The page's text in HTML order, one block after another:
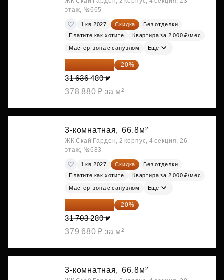
этаж, №665
1 кв 2027 Скидка
Без отделки
Платите как хотите
Квартира за 2 000 ₽/мес
Мастер-зона с санузлом Ещё
25 309 184 ₽ -20%
31 636 480 ₽
378 880 ₽ за м²
3-комнатная, 66.8м²
ЖК Скай Гарден, 2 корпус, 4 секция, 26
этаж, №683
1 кв 2027 Скидка
Без отделки
Платите как хотите
Квартира за 2 000 ₽/мес
Мастер-зона с санузлом Ещё
25 362 624 ₽ -20%
31 703 280 ₽
379 680 ₽ за м²
3-комнатная, 66.8м²